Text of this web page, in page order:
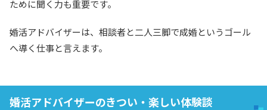
ために聞く力も重要です。
婚活アドバイザーは、相談者と二人三脚で成婚というゴール
へ導く仕事と言えます。
婚活アドバイザーのきつい・楽しい体験談